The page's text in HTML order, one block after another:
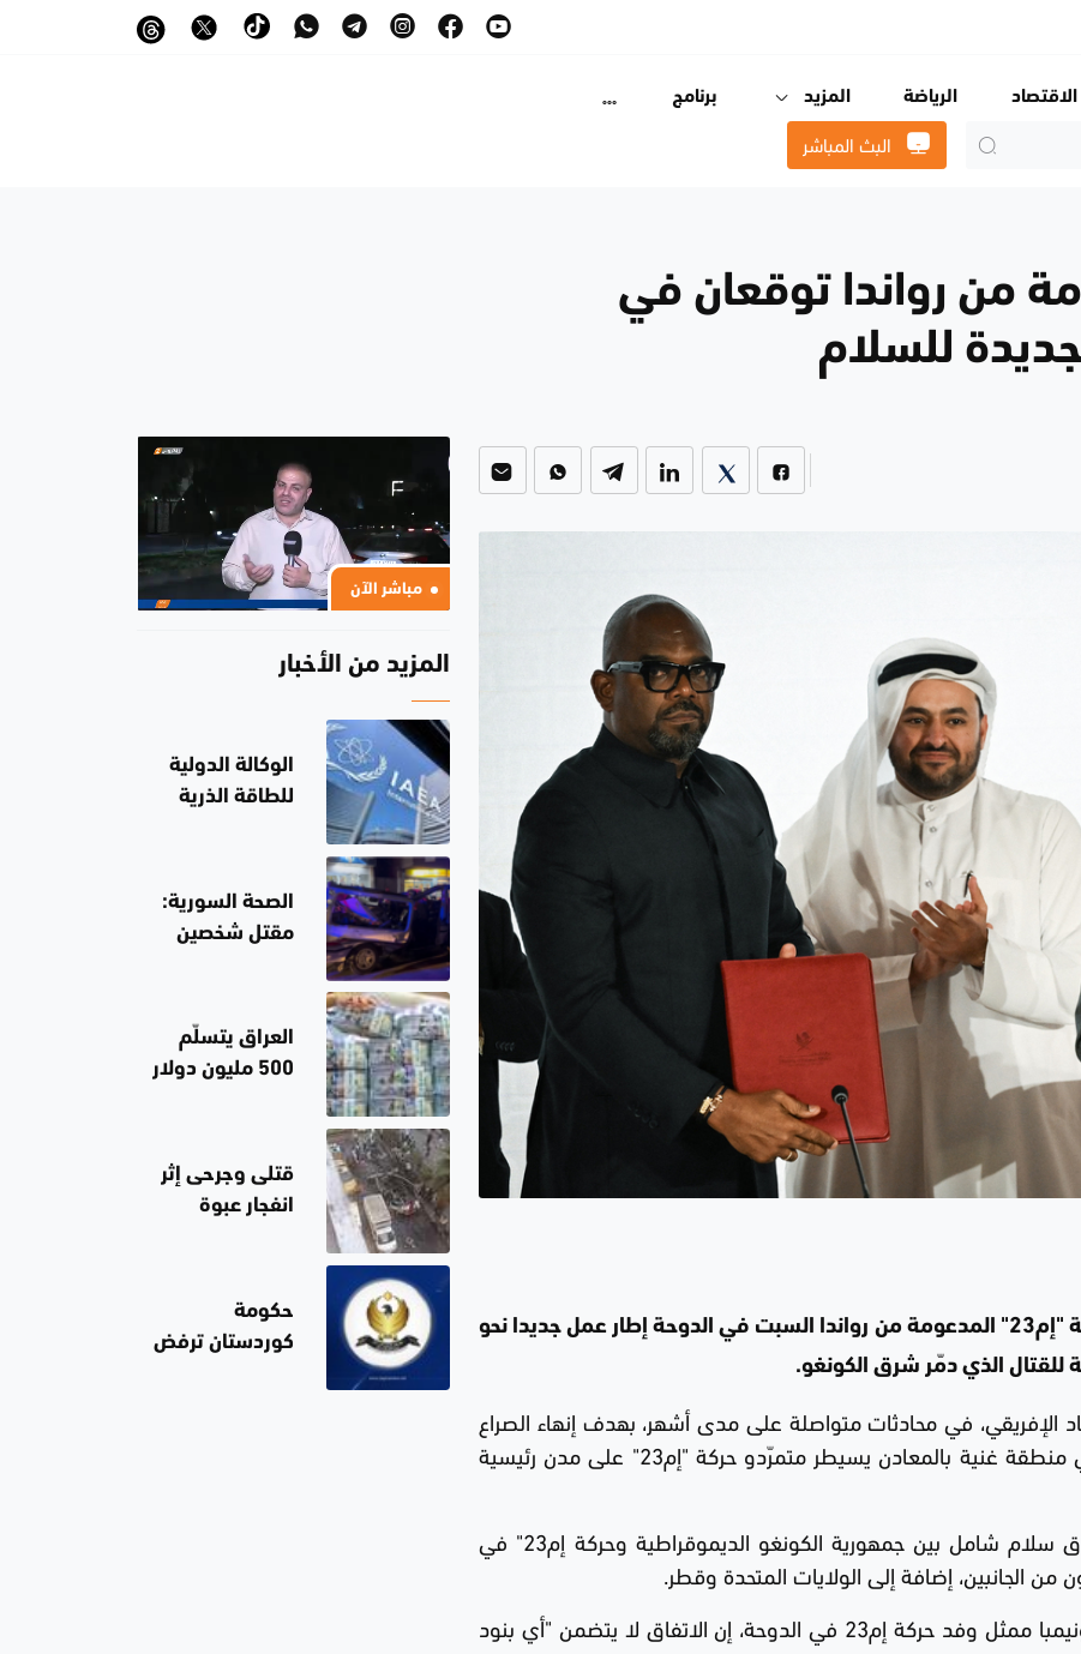
الاقتصاد الرياضة المزيد برنامج
البث المباشر
من رواندا توقعان في
للسلام
وقّعت جمهورية الكونغو الديموقراطية وحركة "إم23" المدعومة من رواندا السبت في الدوحة إطار عمل جديدا نحو
الذي دمّر شرق الكونغو.
الإفريقي، في محادثات متواصلة على مدى أشهر، بهدف إنهاء الصراع
في شرق جمهورية الكونغو الديموقراطية وهي منطقة غنية بالمعادن يسيطر متمرّدو حركة "إم23" على مدن رئيسية
تمّ توقيع الاتفاق المسمى "إطار الدوحة لاتفاق سلام شامل بين جمهورية الكونغو الديموقراطية وحركة إم23" في
إضافة إلى الولايات المتحدة وقطر.
وفي بيان لوكالة فرانس برس، قال بنجامين مبونيمبا ممثل وفد حركة إم23 في الدوحة، إن الاتفاق لا يتضمن "أي بنود
مباشر الآن
المزيد من الأخبار
الوكالة الدولية
للطاقة الذرية
زابوريجيا
الصحة السورية:
مقتل شخصين
العراق يتسلّم
500 مليون دولار
الأميركي
قتلى وجرحى إثر
انفجار عبوة
مدينة جرمانا
قرب دمشق
حكومة
كوردستان ترفض